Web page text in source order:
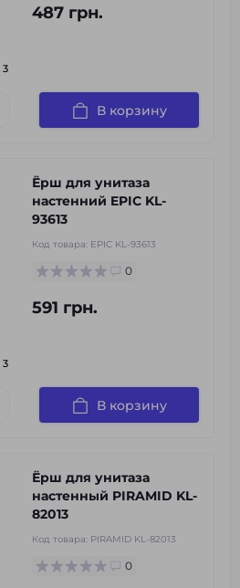
3
487 грн.
В корзину
3
Ёрш для унитаза
настенний EPIC KL-
93613
Код товара: EPIC KL-93613
0
591 грн.
В корзину
Ёрш для унитаза
настенный PIRAMID KL-
82013
Код товара: PIRAMID KL-82013
0